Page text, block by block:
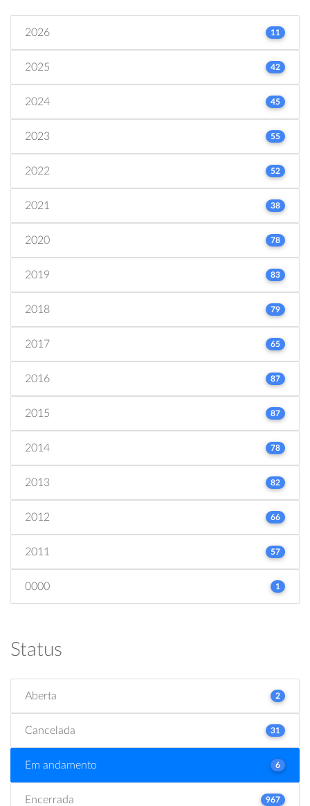
2026 11
2025 42
2024 45
2023 55
2022 52
2021 38
2020 78
2019 83
2018 79
2017 65
2016 87
2015 87
2014 78
2013 82
2012 66
2011 57
0000 1
Status
Aberta 2
Cancelada 31
Em andamento 6
Encerrada 967